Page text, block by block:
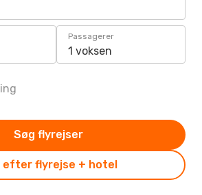
Passagerer
1 voksen
efter flyrejse + hotel
Søg flyrejser